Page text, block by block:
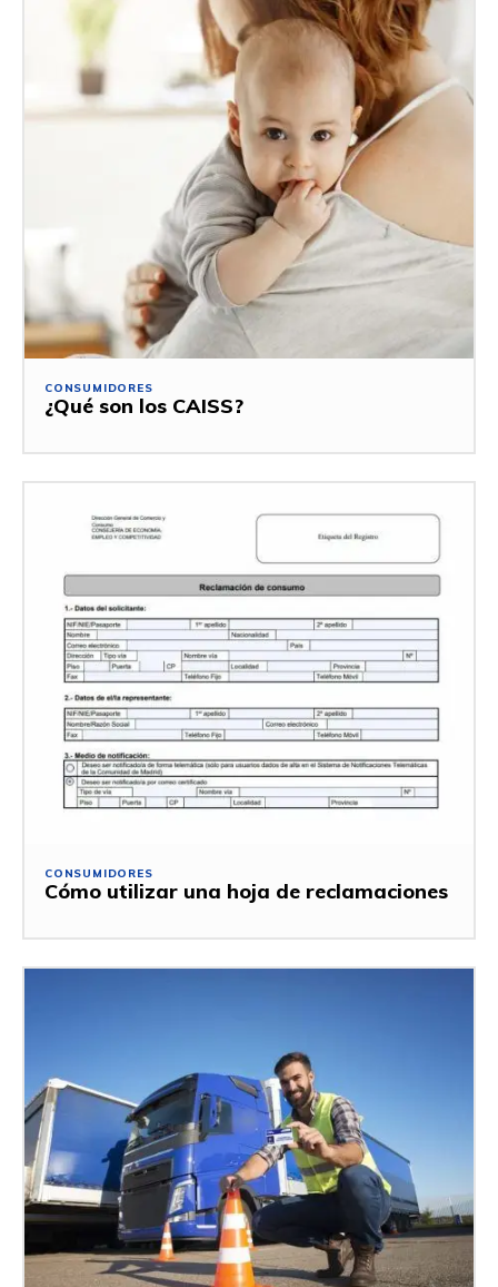
CONSUMIDORES
¿Qué son los CAISS?
CONSUMIDORES
Cómo utilizar una hoja de reclamaciones